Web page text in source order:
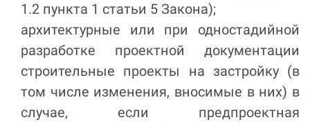
1.2 пункта 1 статьи 5 Закона);
архитектурные или при одностадийной
разработке проектной документации
строительные проекты на застройку (в
том числе изменения, вносимые в них) в
случае, если предпроектная